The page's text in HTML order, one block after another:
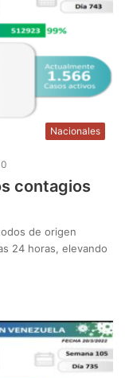
Nacionales
contagios
de origen
24 horas, elevando